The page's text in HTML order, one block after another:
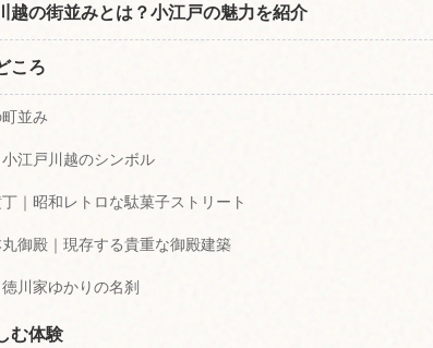
越の街並みとは？小江戸の魅力を紹介
ころ
並み
江戸川越のシンボル
｜昭和レトロな駄菓子ストリート
丸御殿｜現存する貴重な御殿建築
川家ゆかりの名刹
む体験